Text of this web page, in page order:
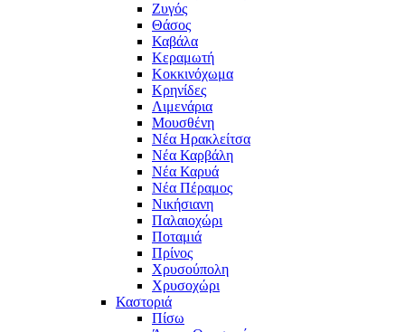
Ζυγός
Θάσος
Καβάλα
Κεραμωτή
Κοκκινόχωμα
Κρηνίδες
Λιμενάρια
Μουσθένη
Νέα Ηρακλείτσα
Νέα Καρβάλη
Νέα Καρυά
Νέα Πέραμος
Νικήσιανη
Παλαιοχώρι
Ποταμιά
Πρίνος
Χρυσούπολη
Χρυσοχώρι
Καστοριά
Πίσω